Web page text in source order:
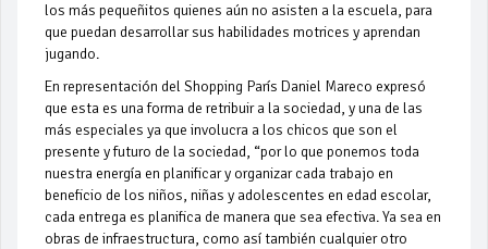
los más pequeñitos quienes aún no asisten a la escuela, para
que puedan desarrollar sus habilidades motrices y aprendan
jugando.
En representación del Shopping París Daniel Mareco expresó
que esta es una forma de retribuir a la sociedad, y una de las
más especiales ya que involucra a los chicos que son el
presente y futuro de la sociedad, “por lo que ponemos toda
nuestra energía en planificar y organizar cada trabajo en
beneficio de los niños, niñas y adolescentes en edad escolar,
cada entrega es planifica de manera que sea efectiva. Ya sea en
obras de infraestructura, como así también cualquier otro